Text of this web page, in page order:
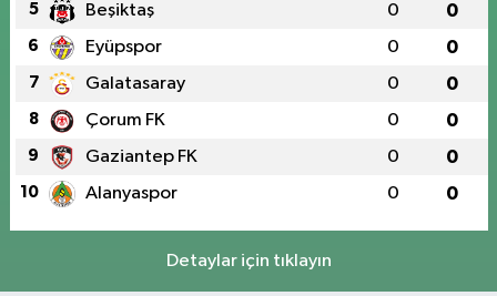
5 Beşiktaş 0 0
6 Eyüpspor 0 0
7 Galatasaray 0 0
8 Çorum FK 0 0
9 Gaziantep FK 0 0
10 Alanyaspor 0 0
Detaylar için tıklayın